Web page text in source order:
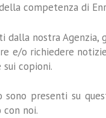
competenza di
nostra Agenzia,
e/o richiedere
copioni.
presenti su
noi.